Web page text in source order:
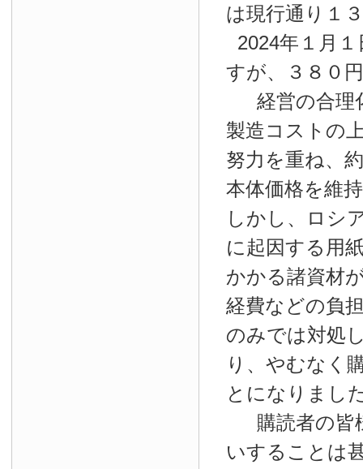
は現行通り１
2024年１月１
すが、３８０
経営の合理
製造コストの
努力を重ね、
本体価格を維
しかし、ロシ
に起因する用
かかる諸資材
経費などの負
のみでは対処
り、やむなく
とになりまし
購読者の皆
いすることは